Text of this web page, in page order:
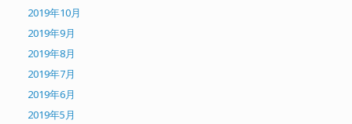
2019年10月
2019年9月
2019年8月
2019年7月
2019年6月
2019年5月